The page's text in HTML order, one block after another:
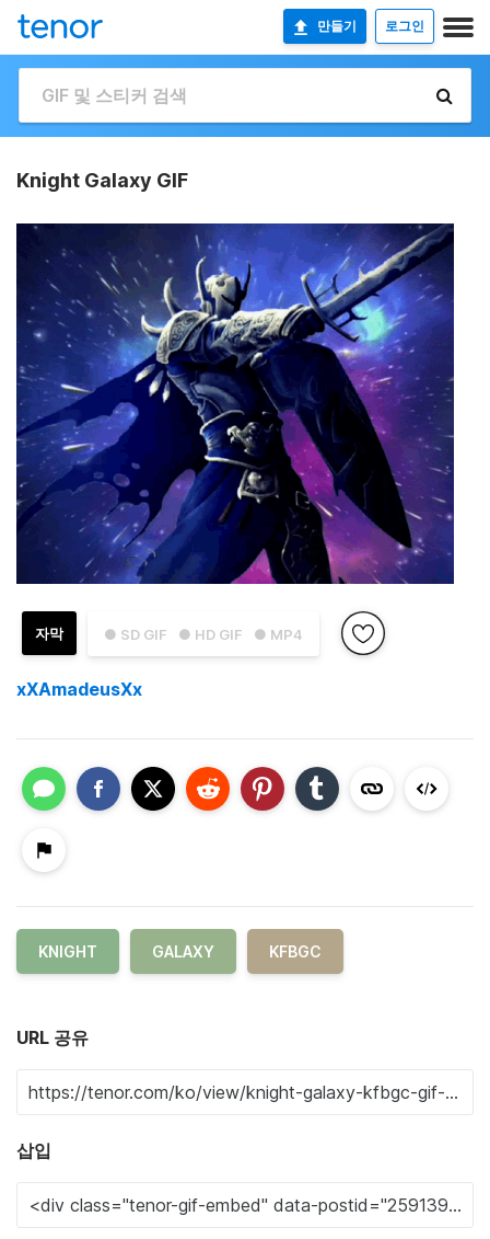
만들기 로그인
Knight Galaxy GIF
● SD GIF ● HD GIF ● MP4
자막
xXAmadeusXx
KNIGHT GALAXY KFBGC
URL 공유
삽입